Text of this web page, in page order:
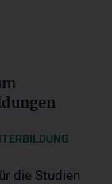
die Studien